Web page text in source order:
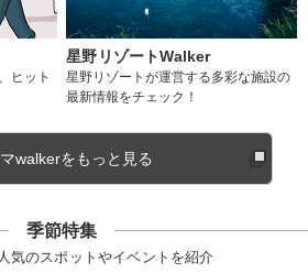
ヒット
星野リゾートWalker
星野リゾートが運営する多彩な施設の
最新情報をチェック！
walkerをもっと見る
季節特集
気のスポットやイベントを紹介